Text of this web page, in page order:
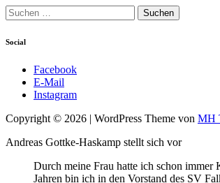
Suchen
nach:
Social
Facebook
E-Mail
Instagram
Copyright © 2026 | WordPress Theme von MH
Andreas Gottke-Haskamp stellt sich vor
Durch meine Frau hatte ich schon immer
Jahren bin ich in den Vorstand des SV